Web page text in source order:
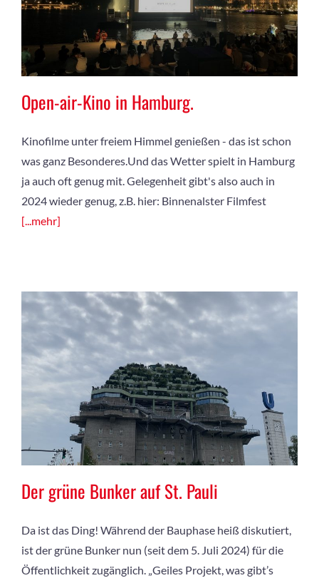
Open-air-Kino in Hamburg.
Kinofilme unter freiem Himmel genießen - das ist schon
was ganz Besonderes.Und das Wetter spielt in Hamburg
ja auch oft genug mit. Gelegenheit gibt's also auch in
2024 wieder genug, z.B. hier: Binnenalster Filmfest
[...mehr]
Der grüne Bunker auf St. Pauli
Da ist das Ding! Während der Bauphase heiß diskutiert,
ist der grüne Bunker nun (seit dem 5. Juli 2024) für die
Öffentlichkeit zugänglich. „Geiles Projekt, was gibt’s